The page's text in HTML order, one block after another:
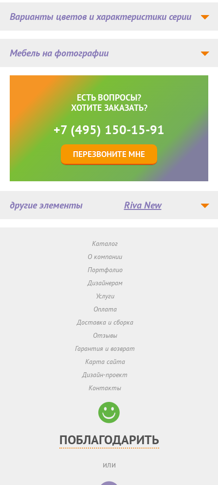
Мебель на фотографии
Варианты цветов и характеристики серии
ЕСТЬ ВОПРОСЫ?
ХОТИТЕ ЗАКАЗАТЬ?
+7 (495) 150-15-91
ПЕРЕЗВОНИТЕ МНЕ
другие элементы Riva New
Каталог
О компании
Портфолио
Дизайнерам
Услуги
Оплата
Доставка и сборка
Отзывы
Гарантия и возврат
Карта сайта
Дизайн-проект
Контакты
ПОБЛАГОДАРИТЬ
или